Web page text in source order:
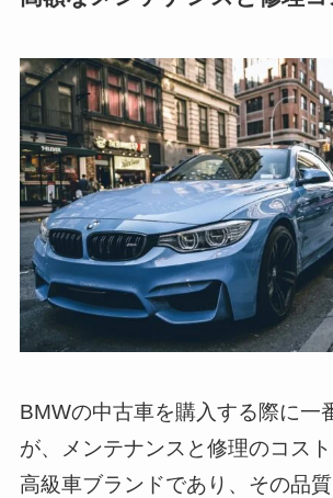
BMWの中古車を購入する際に一
が、メンテナンスと修理のコス
高級車ブランドであり、その品